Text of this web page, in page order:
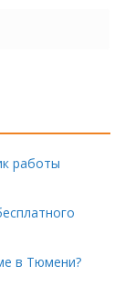
работы
в Тюмени?